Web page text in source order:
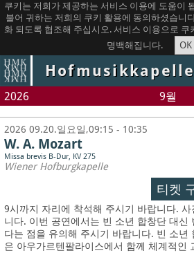
쿠키는 저희가 제공하는 서비스 이용에 도움이
불어 귀하는 저희의 쿠키 활용에 동의하셨습니
화 되도록 협조해 주십시오. 서비스 이용으로
명백해집니다.
OK
Hofmusikkapelle
2026 9월
2026 09.20.일요일,09:15 - 10:35
W. A. Mozart
Missa brevis B-Dur, KV 275
Wiener Hofburgkapelle
티켓
9시까지 자리에 착석해 주시기 바랍니다.
니다. 이번 공연에서는 빈 소년 합창단 대신
다는 점을 유의해 주시기 바랍니다. 빈 소년
은 아우가르텐팔라이스에서 함께 체계적인